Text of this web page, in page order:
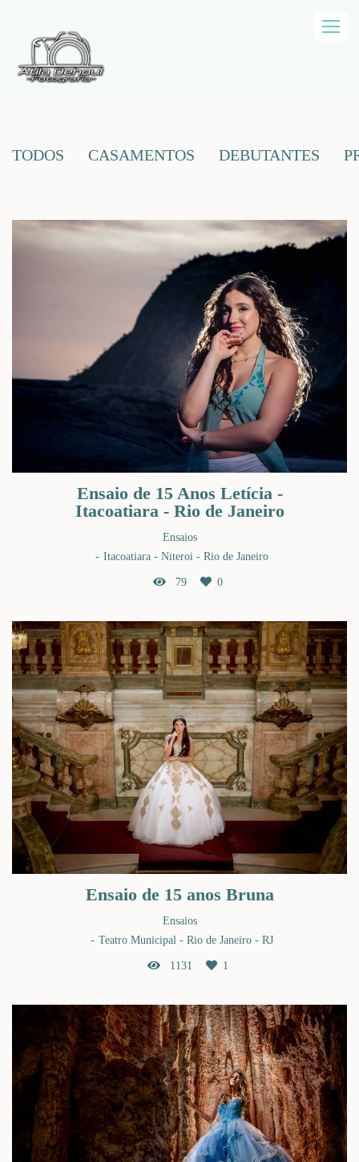
TODOS CASAMENTOS DEBUTANTES
Ensaio de 15 Anos Letícia -
Itacoatiara - Rio de Janeiro
Ensaios
Itacoatiara - Niteroi - Rio de Janeiro
79 0
Ensaio de 15 anos Bruna
Ensaios
Teatro Municipal - Rio de Janeiro - RJ
1131 1